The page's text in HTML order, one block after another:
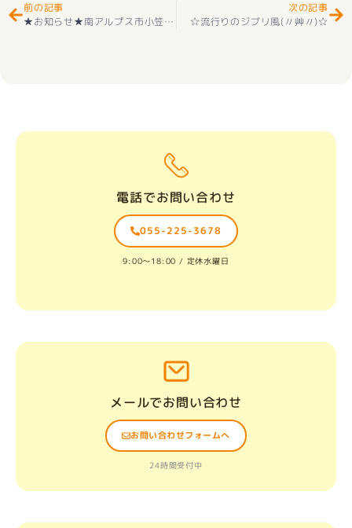
前の記事
★お知らせ★南アルプス市小笠原 新築建売住宅 好評販売中
次の記事
☆流行りのジブリ風(〃艸〃)☆
電話でお問い合わせ
055-225-3678
9:00〜18:00 / 定休水曜日
メールでお問い合わせ
お問い合わせフォームへ
24時間受付中